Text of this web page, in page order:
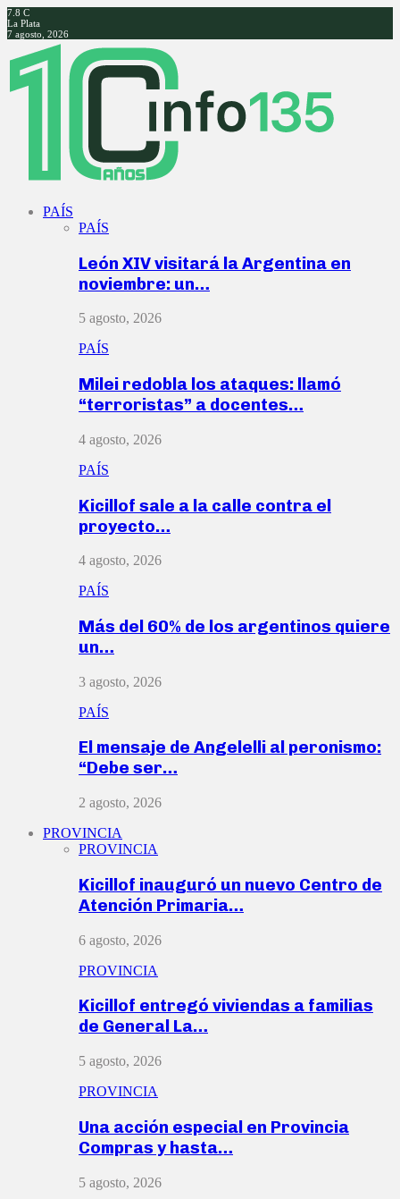
7.8 C
La Plata
7 agosto, 2026
Facebook
Twitter
Instagram
Youtube
PAÍS
PAÍS
León XIV visitará la Argentina en
noviembre: un…
5 agosto, 2026
PAÍS
Milei redobla los ataques: llamó
“terroristas” a docentes…
4 agosto, 2026
PAÍS
Kicillof sale a la calle contra el
proyecto…
4 agosto, 2026
PAÍS
Más del 60% de los argentinos quiere
un…
3 agosto, 2026
PAÍS
El mensaje de Angelelli al peronismo:
“Debe ser…
2 agosto, 2026
PROVINCIA
PROVINCIA
Kicillof inauguró un nuevo Centro de
Atención Primaria…
6 agosto, 2026
PROVINCIA
Kicillof entregó viviendas a familias
de General La…
5 agosto, 2026
PROVINCIA
Una acción especial en Provincia
Compras y hasta…
5 agosto, 2026